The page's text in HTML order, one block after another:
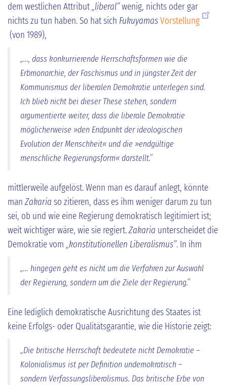
dem westlichen Attribut„liberal”wenig, nichts oder gar
nichts zu tun haben. So hat sich FukuyamasVorstellung
(von 1989),
„…, dass konkurrierende Herrschaftsformen wie die
Erbmonarchie, der Faschismus und in jüngster Zeit der
Kommunismus der liberalen Demokratie unterlegen sind.
Ich blieb nicht bei dieser These stehen, sondern
argumentierte weiter, dass die liberale Demokratie
möglicherweise »den Endpunkt der ideologischen
Evolution der Menschheit« und die »endgültige
menschliche Regierungsform« darstellt.”
mittlerweile aufgelöst. Wenn man es darauf anlegt, könnte
manZakaria so zitieren, dass es ihm weniger darum zu tun
sei, ob und wie eine Regierung demokratisch legitimiert ist;
weit wichtiger wäre, wie sie regiert.Zakaria unterscheidet die
Demokratie vom „konstitutionellen Liberalismus”. In ihm
„… hingegen geht es nicht um die Verfahren zur Auswahl
der Regierung, sondern um die Ziele der Regierung.”
Eine lediglich demokratische Ausrichtung des Staates ist
keine Erfolgs- oder Qualitätsgarantie, wie die Historie zeigt:
„Die britische Herrschaft bedeutete nicht Demokratie –
Kolonialismus ist per Definition undemokratisch –
sondern Verfassungsliberalismus. Das britische Erbe von